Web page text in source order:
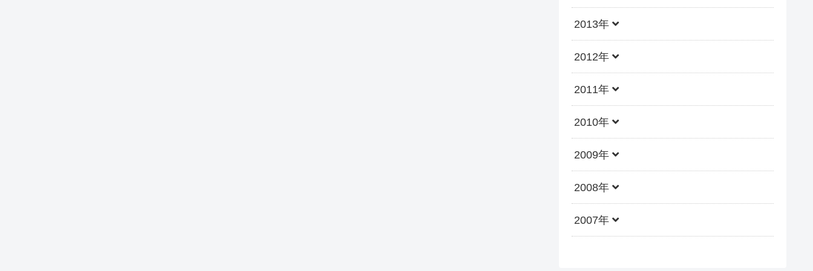
2013年
2012年
2011年
2010年
2009年
2008年
2007年